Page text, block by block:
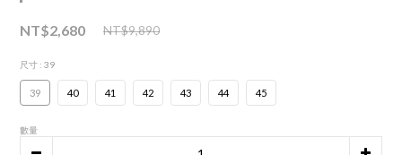
NT$2,680 NT$9,890
尺寸 : 39
39 40 41 42 43 44 45
數量